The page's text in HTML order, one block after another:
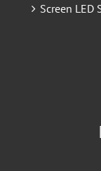
Screen